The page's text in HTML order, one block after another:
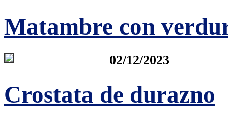
Matambre con
02/12/2023
Crostata de durazno